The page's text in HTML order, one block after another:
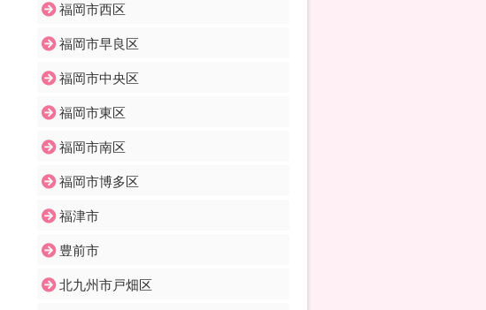
福岡市西区
福岡市早良区
福岡市中央区
福岡市東区
福岡市南区
福岡市博多区
福津市
豊前市
北九州市戸畑区